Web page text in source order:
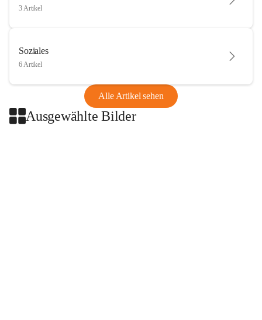
3 Artikel
Soziales
6 Artikel
Alle Artikel sehen
Ausgewählte Bilder